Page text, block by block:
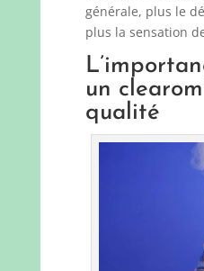
générale, plus le
plus la sensation
un
qualité